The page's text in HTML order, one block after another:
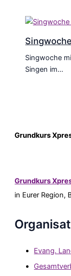
Singwoche
Singen im…
Grundkurs
Grundkurs
in Eurer Region,
Evang.